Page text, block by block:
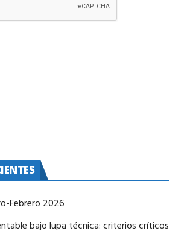
Febrero 2026
bajo lupa técnica: criterios críticos